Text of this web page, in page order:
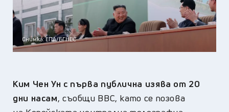
Снимка: ЕПА/БГНЕС
Ким Чен Ун с първа публична изява от 20
дни насам, съобщи BBC, като се позова